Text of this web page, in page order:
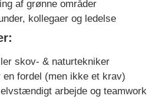
af grønne områder
kollegaer og ledelse
skov- & naturtekniker
fordel (men ikke et krav)
arbejde og teamwork